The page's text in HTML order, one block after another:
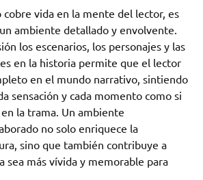
cobre vida en la mente del lector, es
ambiente detallado y envolvente.
los escenarios, los personajes y las
en la historia permite que el lector
en el mundo narrativo, sintiendo
sensación y cada momento como si
la trama. Un ambiente
no solo enriquece la
sino que también contribuye a
sea más vívida y memorable para